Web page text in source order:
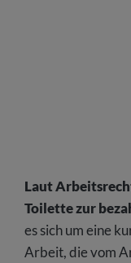
Laut
Toilette zur
es sich um eine
Arbeit, die vom